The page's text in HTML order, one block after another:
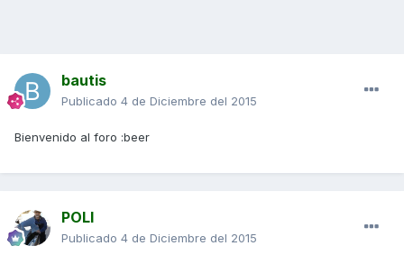
bautis
Publicado 4 de Diciembre del 2015
Bienvenido al foro :beer
POLI
Publicado 4 de Diciembre del 2015